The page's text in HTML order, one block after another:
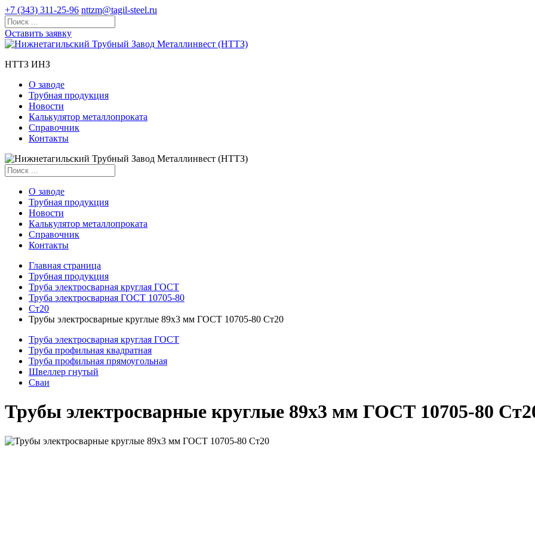
+7 (343) 311-25-96 nttzm@tagil-steel.ru
Оставить заявку
НТТЗ ИНЗ
О заводе
Трубная продукция
Новости
Калькулятор металлопроката
Справочник
Контакты
О заводе
Трубная продукция
Новости
Калькулятор металлопроката
Справочник
Контакты
Главная страница
Трубная продукция
Труба электросварная круглая ГОСТ
Труба электросварная ГОСТ 10705-80
Ст20
Трубы электросварные круглые 89x3 мм ГОСТ 10705-80 Ст20
Труба электросварная круглая ГОСТ
Труба профильная квадратная
Труба профильная прямоугольная
Швеллер гнутый
Сваи
Трубы электросварные круглые 89x3 мм ГОСТ 10705-80